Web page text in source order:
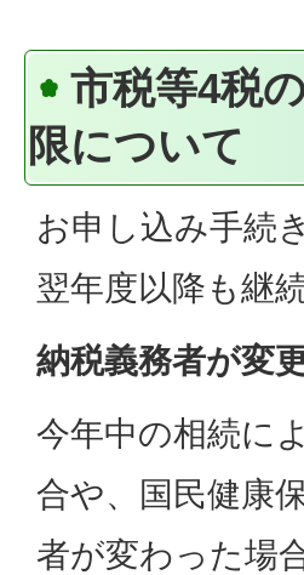
市税等4税
限について
お申し込み手続
翌年度以降も継
納税義務者が変
今年中の相続に
合や、国民健康
者が変わった場